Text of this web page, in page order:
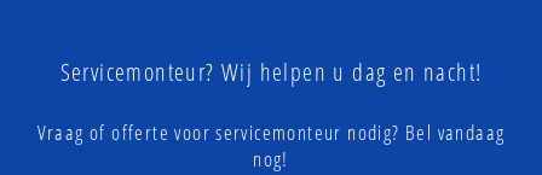
Servicemonteur? Wij helpen u dag en nacht!
Vraag of offerte voor servicemonteur nodig? Bel vandaag
nog!